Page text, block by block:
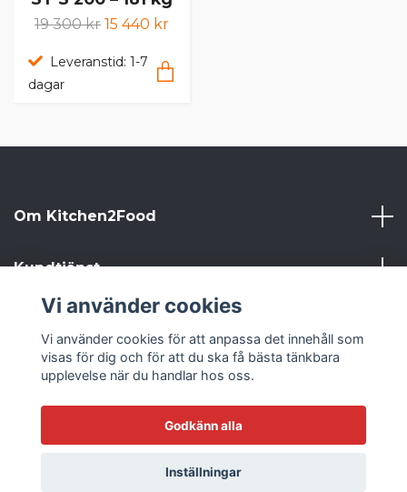
19 300 kr 15 440 kr
Leveranstid: 1-7
dagar
Om Kitchen2Food
Kundtjänst
Sociala medier
© 2026 Kitchen2Food
Vi använder cookies
Vi använder cookies för att anpassa det innehåll som
visas för dig och för att du ska få bästa tänkbara
upplevelse när du handlar hos oss.
Godkänn alla
Inställningar